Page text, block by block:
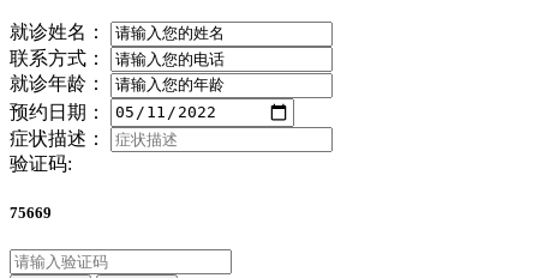
就诊姓名：
联系方式：
就诊年龄：
预约日期：
症状描述：
验证码:
75669